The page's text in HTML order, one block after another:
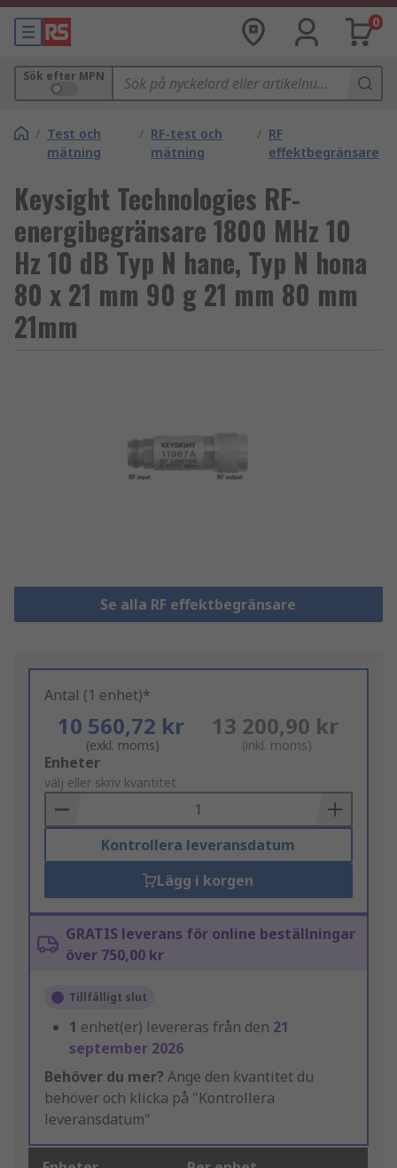
0
Sök efter MPN
/ Test och
mätning
/ RF-test och
mätning
/ RF
effektbegränsare
Keysight Technologies RF-
energibegränsare 1800 MHz 10
Hz 10 dB Typ N hane, Typ N hona
80 x 21 mm 90 g 21 mm 80 mm
21mm
Se alla RF effektbegränsare
Antal (1 enhet)*
10 560,72 kr
(exkl. moms)
13 200,90 kr
(inkl. moms)
Add
to
Basket
Enheter
välj eller skriv kvantitet
Kontrollera leveransdatum
Lägg i korgen
GRATIS leverans för online beställningar
över 750,00 kr
Tillfälligt slut
1 enhet(er) levereras från den 21
september 2026
Behöver du mer? Ange den kvantitet du
behöver och klicka på "Kontrollera
leveransdatum"